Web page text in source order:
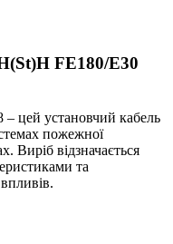
FE180/E30
цей установчий кабель
пожежної
Виріб відзначається
та